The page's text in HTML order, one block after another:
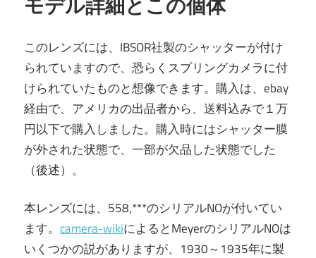
このレンズには、IBSOR社製のシャッターが付け
られていますので、恐らくスプリングカメラに付
けられていたものと想像できます。購入は、ebay
経由で、アメリカの出品者から、送料込みで１万
円以下で購入しました。購入時にはシャッター膜
が外された状態で、一部が欠品した状態でした
（後述）。
本レンズには、558,***のシリアルNOが付いてい
ます。 camera-wikiによるとMeyerのシリアルNOは
いくつかの説がありますが、1930～1935年に製